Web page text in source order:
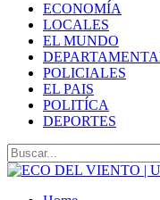
ECONOMÍA
LOCALES
EL MUNDO
POLICIALES
EL PAIS
POLITÍCA
DEPORTES